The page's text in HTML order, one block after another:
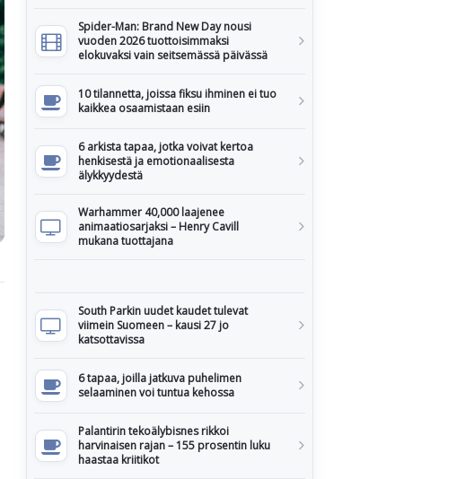
Spider-Man: Brand New Day nousi
vuoden 2026 tuottoisimmaksi
elokuvaksi vain seitsemässä päivässä
10 tilannetta, joissa fiksu ihminen ei tuo
kaikkea osaamistaan esiin
6 arkista tapaa, jotka voivat kertoa
henkisestä ja emotionaalisesta
älykkyydestä
Warhammer 40,000 laajenee
animaatiosarjaksi – Henry Cavill
mukana tuottajana
South Parkin uudet kaudet tulevat
viimein Suomeen – kausi 27 jo
katsottavissa
6 tapaa, joilla jatkuva puhelimen
selaaminen voi tuntua kehossa
Palantirin tekoälybisnes rikkoi
harvinaisen rajan – 155 prosentin luku
haastaa kriitikot